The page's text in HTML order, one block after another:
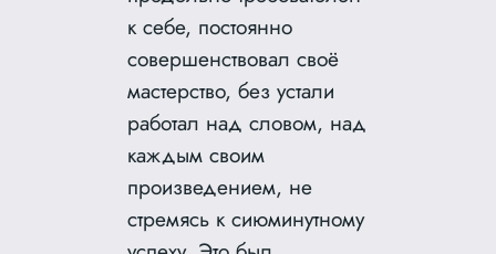
к себе, постоянно
совершенствовал своё
мастерство, без устали
работал над словом, над
каждым своим
произведением, не
стремясь к сиюминутному